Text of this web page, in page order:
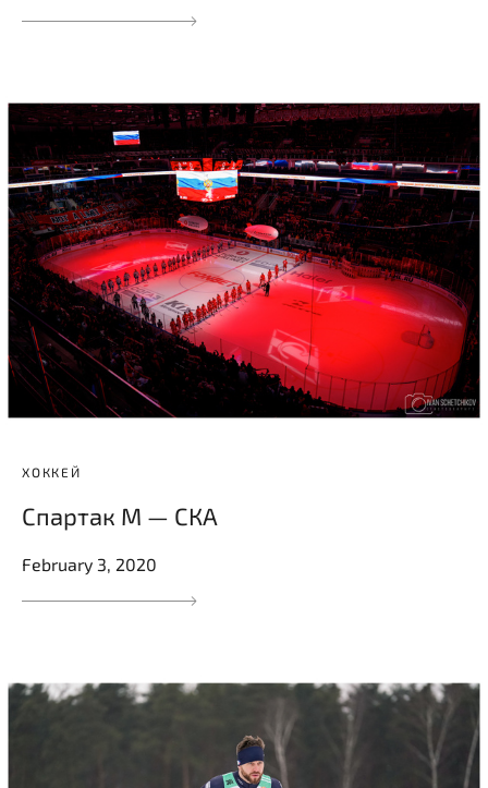
ХОККЕЙ
Спартак М — СКА
February 3, 2020